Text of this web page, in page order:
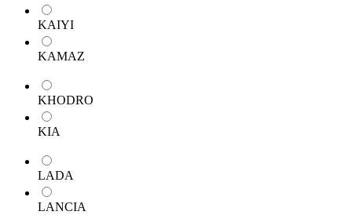
KAIYI
KAMAZ
KHODRO
KIA
LADA
LANCIA